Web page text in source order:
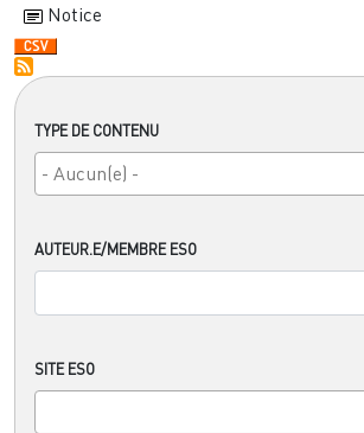
TYPE DE CONTENU
AUTEUR.E/MEMBRE ESO
SITE ESO
Notice